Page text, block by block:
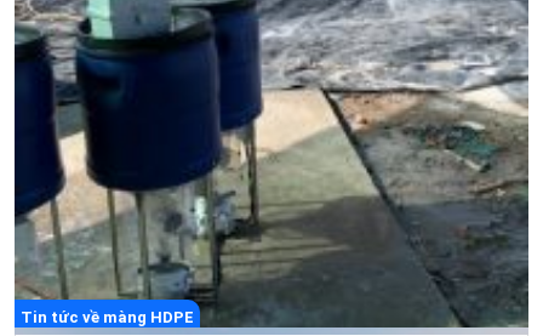
Tin tức về màng HDPE